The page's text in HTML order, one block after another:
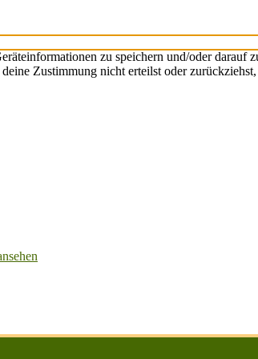
zu speichern und/oder darauf
Zustimmung nicht erteilst oder